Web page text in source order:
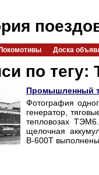
Доска
по тегу:
Промышленный
Фотография
генератор,
тепловозах
щелочная
В-600Т